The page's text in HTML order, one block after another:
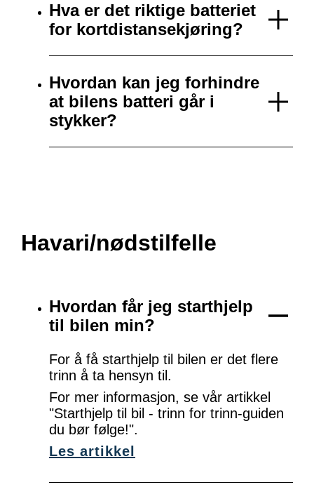
Hva er det riktige batteriet
for kortdistansekjøring?
Hvordan kan jeg forhindre
at bilens batteri går i
stykker?
Havari/nødstilfelle
Hvordan får jeg starthjelp
til bilen min?
For å få starthjelp til bilen er det flere
trinn å ta hensyn til.
For mer informasjon, se vår artikkel
"Starthjelp til bil - trinn for trinn-guiden
du bør følge!".
Les artikkel